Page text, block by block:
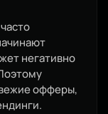
негативно
офферы,